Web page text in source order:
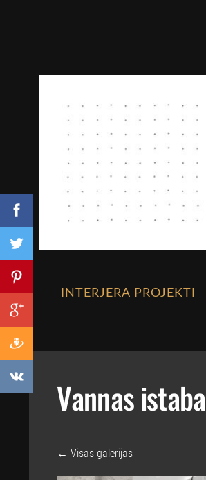
INTERJERA PROJEKTI
Vannas istaba
Visas galerijas